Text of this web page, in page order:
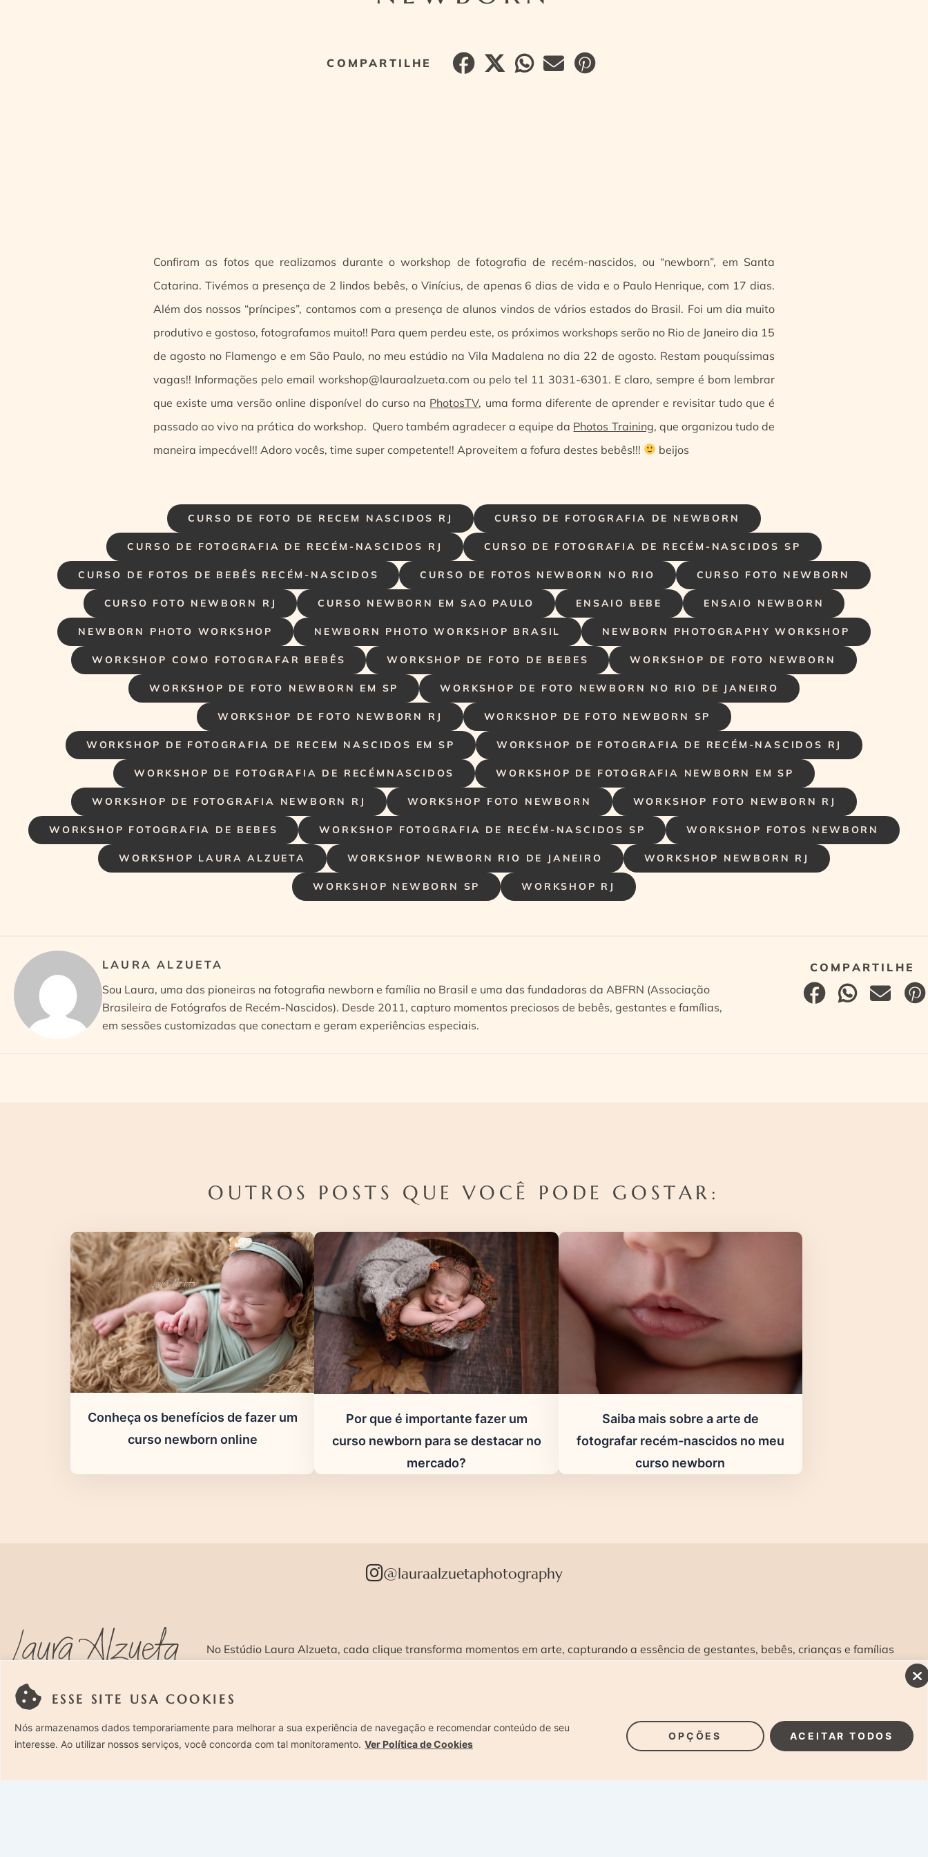
ESSE SITE USA COOKIES
Nós armazenamos dados temporariamente para melhorar a sua experiência de navegação e recomendar conteúdo de seu
interesse. Ao utilizar nossos serviços, você concorda com tal monitoramento. Ver Política de Cookies
OPÇÕES ACEITAR TODOS
Confiram as fotos que realizamos durante o workshop de fotografia de recém-nascidos, ou “newborn”, em Santa
Catarina. Tivémos a presença de 2 lindos bebês, o Vinícius, de apenas 6 dias de vida e o Paulo Henrique, com 17 dias.
Além dos nossos “príncipes”, contamos com a presença de alunos vindos de vários estados do Brasil. Foi um dia muito
produtivo e gostoso, fotografamos muito!! Para quem perdeu este, os próximos workshops serão no Rio de Janeiro dia 15
de agosto no Flamengo e em São Paulo, no meu estúdio na Vila Madalena no dia 22 de agosto. Restam pouquíssimas
vagas!! Informações pelo email workshop@lauraalzueta.com ou pelo tel 11 3031-6301. E claro, sempre é bom lembrar
que existe uma versão online disponível do curso na PhotosTV, uma forma diferente de aprender e revisitar tudo que é
passado ao vivo na prática do workshop. Quero também agradecer a equipe da Photos Training, que organizou tudo de
maneira impecável!! Adoro vocês, time super competente!! Aproveitem a fofura destes bebês!!!
beijos
CURSO DE FOTO DE RECEM NASCIDOS RJ CURSO DE FOTOGRAFIA DE NEWBORN
CURSO DE FOTOGRAFIA DE RECÉM-NASCIDOS RJ CURSO DE FOTOGRAFIA DE RECÉM-NASCIDOS SP
CURSO DE FOTOS DE BEBÊS RECÉM-NASCIDOS CURSO DE FOTOS NEWBORN NO RIO CURSO FOTO NEWBORN
CURSO FOTO NEWBORN RJ CURSO NEWBORN EM SAO PAULO ENSAIO BEBE ENSAIO NEWBORN
NEWBORN PHOTO WORKSHOP NEWBORN PHOTO WORKSHOP BRASIL NEWBORN PHOTOGRAPHY WORKSHOP
WORKSHOP COMO FOTOGRAFAR BEBÊS WORKSHOP DE FOTO DE BEBES WORKSHOP DE FOTO NEWBORN
WORKSHOP DE FOTO NEWBORN EM SP WORKSHOP DE FOTO NEWBORN NO RIO DE JANEIRO
WORKSHOP DE FOTO NEWBORN RJ WORKSHOP DE FOTO NEWBORN SP
WORKSHOP DE FOTOGRAFIA DE RECEM NASCIDOS EM SP WORKSHOP DE FOTOGRAFIA DE RECÉM-NASCIDOS RJ
WORKSHOP DE FOTOGRAFIA DE RECÉMNASCIDOS WORKSHOP DE FOTOGRAFIA NEWBORN EM SP
WORKSHOP DE FOTOGRAFIA NEWBORN RJ WORKSHOP FOTO NEWBORN WORKSHOP FOTO NEWBORN RJ
WORKSHOP FOTOGRAFIA DE BEBES WORKSHOP FOTOGRAFIA DE RECÉM-NASCIDOS SP WORKSHOP FOTOS NEWBORN
WORKSHOP LAURA ALZUETA WORKSHOP NEWBORN RIO DE JANEIRO WORKSHOP NEWBORN RJ
WORKSHOP NEWBORN SP WORKSHOP RJ
LAURA ALZUETA
Sou Laura, uma das pioneiras na fotografia newborn e família no Brasil e uma das fundadoras da ABFRN (Associação
Brasileira de Fotógrafos de Recém-Nascidos). Desde 2011, capturo momentos preciosos de bebês, gestantes e famílias,
em sessões customizadas que conectam e geram experiências especiais.
OUTROS POSTS QUE VOCÊ PODE GOSTAR:
Conheça os benefícios de fazer um
curso newborn online
Por que é importante fazer um
curso newborn para se destacar no
mercado?
Saiba mais sobre a arte de
fotografar recém-nascidos no meu
curso newborn
@lauraalzuetaphotography
No Estúdio Laura Alzueta, cada clique transforma momentos em arte, capturando a essência de gestantes, bebês, crianças e famílias
SOBRE > O ESTÚDIO > ENSAIOS > CURSOS > CONTATO >